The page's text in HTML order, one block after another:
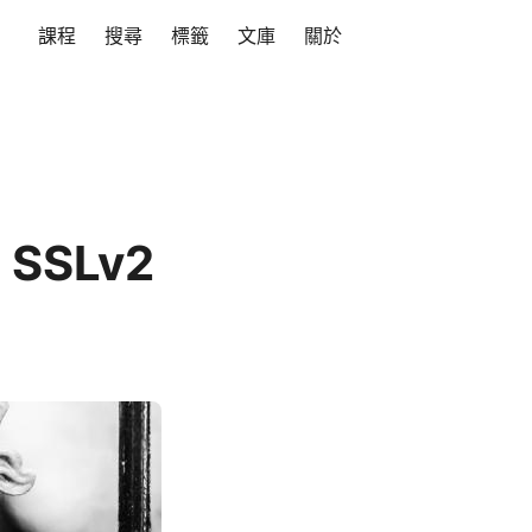
課程 搜尋 標籤 文庫 關於